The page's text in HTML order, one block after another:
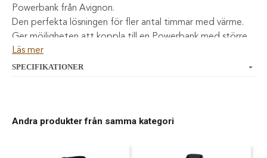
Powerbank från Avignon.
Den perfekta lösningen för fler antal timmar med värme.
Ger möjligheten att koppla till en Powerbank med större
kapacitet, som då kan läggas i fickan eller ryggsäcken.
Kabeln har USB-hane till USB-hona.
Läs mer
SPECIFIKATIONER
Andra produkter från samma kategori